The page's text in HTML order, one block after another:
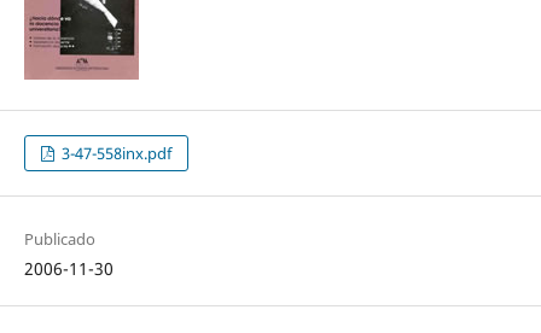
3-47-558inx.pdf
Publicado
2006-11-30